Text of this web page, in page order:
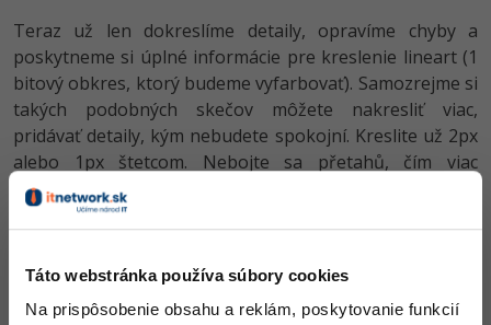
Táto webstránka používa súbory cookies
Na prispôsobenie obsahu a reklám, poskytovanie funkcií
Teraz už len dokreslíme detaily, opravíme chyby a
poskytneme si úplné informácie pre kreslenie lineart (1
bitový obkres, ktorý budeme vyfarbovať). Samozrejme si
takých podobných skečov môžete nakresliť viac,
pridávať detaily, kým nebudete spokojní. Kreslite už 2px
alebo 1px štetcom. Nebojte sa přetahů, čím viac
informácií, tým ľahšie sa vám bude kresliť lineart. Hlavné
skeč si farebne odlíšime: